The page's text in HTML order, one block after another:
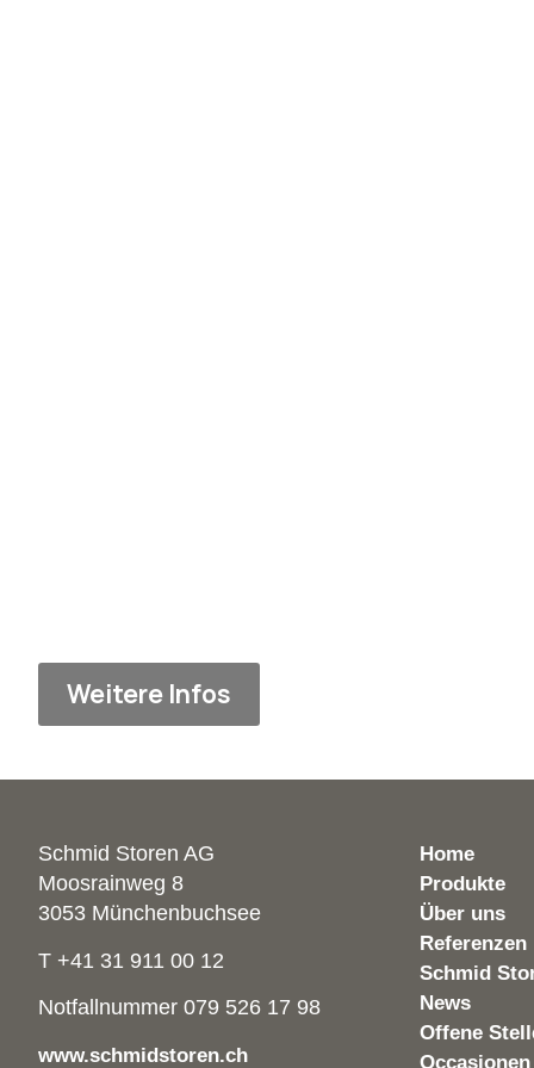
Weitere Infos
Schmid Storen AG
Moosrainweg 8
3053 Münchenbuchsee
T +41 31 911 00 12
Notfallnummer 079 526 17 98
www.schmidstoren.ch
Home
Produkte
Über uns
Referenzen
Schmid
News
Offene
Occasionen